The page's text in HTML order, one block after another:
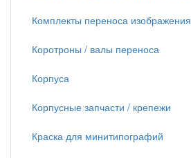
Комплекты переноса изображения
Коротроны / валы переноса
Корпуса
Корпусные запчасти / крепежи
Краска для минитипографий